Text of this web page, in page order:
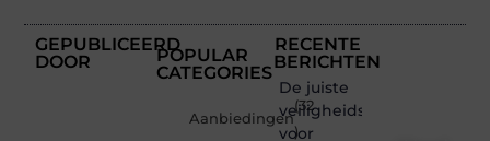
GEPUBLICEERD
DOOR
POPULAR
CATEGORIES
Aanbiedingen
(32
)
RECENTE
BERICHTEN
De juiste
veiligheidsschoenen
voor